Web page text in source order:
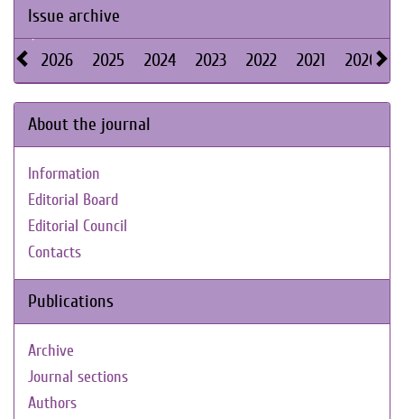
Issue archive
2026 2025 2024 2023 2022 2021 2020
About the journal
Information
Editorial Board
Editorial Council
Contacts
Publications
Archive
Journal sections
Authors